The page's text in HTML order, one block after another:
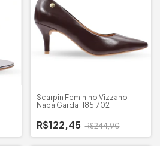
Scarpin Feminino Vizzano
Napa Garda 1185.702
R$122,45 R$244,90